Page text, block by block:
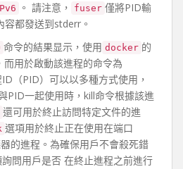
。 請注意， fuser 僅將PID輸
都發送到stderr。
命令的結果显示，使用 docker 的
用於啟動該進程的命令為
ID（PID）可以以多種方式使用，
PID一起使用時，kill命令根據該進
還可用於終止訪問特定文件的進
選項用於終止正在使用在端口
的進程。為確保用戶不會殺死錯
問用戶是否 在終止進程之前進行